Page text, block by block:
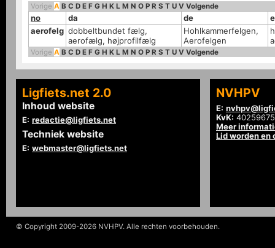
Vorige A B C D E F G H K L M N O P R S T U V Volgende
no da de
aerofelg dobbeltbundet fælg,
aerofælg, højprofilfælg
Hohlkammerfelgen,
Aerofelgen
Vorige A B C D E F G H K L M N O P R S T U V Volgende
Ligfiets.net 2.0
Inhoud website
E: redactie@ligfiets.net
Techniek website
E: webmaster@ligfiets.net
NVHPV
E:
KvK: 40259675
Meer
Lid worden en
© Copyright 2009-2026 NVHPV. Alle rechten voorbehouden.